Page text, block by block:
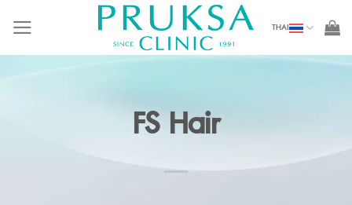
content
THAI
FS Hair